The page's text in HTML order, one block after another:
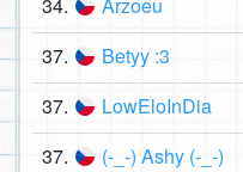
34. Arzoeu
37. Betyy :3
37. LowEloInDia
37. (-_-) Ashy (-_-)